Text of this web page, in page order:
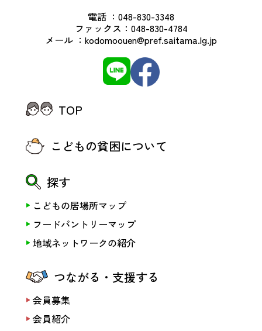
電話 ： 048-830-3348
ファックス： 048-830-4784
メール ： kodomoouen@pref.saitama.lg.jp
TOP
こどもの貧困について
探す
こどもの居場所マップ
フードパントリーマップ
地域ネットワークの紹介
つながる・支援する
会員募集
会員紹介